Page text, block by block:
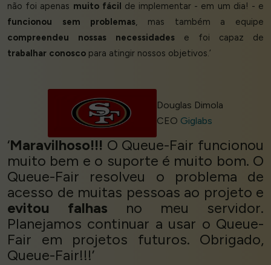
não foi apenas muito fácil
de implementar - em um dia! - e
funcionou sem problemas, mas também a equipe
compreendeu nossas necessidades e foi capaz de
trabalhar conosco para atingir nossos objetivos.’
Douglas Dimola
CEO Giglabs
‘Maravilhoso!!! O Queue-Fair funcionou
muito bem e o suporte é muito bom. O
Queue-Fair resolveu o problema de
acesso de muitas pessoas ao projeto e
evitou falhas no meu servidor.
Planejamos continuar a usar o Queue-
Fair em projetos futuros. Obrigado,
Queue-Fair!!!’